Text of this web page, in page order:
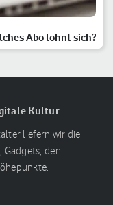
Abo lohnt sich?
Kultur
liefern wir die
den